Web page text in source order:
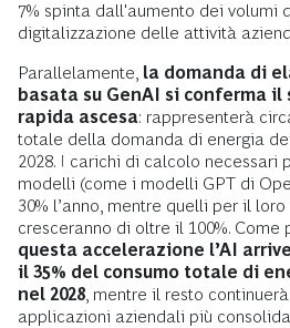
7% spinta dall'aumento dei volumi
digitalizzazione delle attività
Parallelamente, la domanda di
basata su GenAI si conferma il
rapida ascesa: rappresenterà
totale della domanda di energia
2028. I carichi di calcolo necessari
modelli (come i modelli GPT di
30% l’anno, mentre quelli per il
cresceranno di oltre il 100%. Come
questa accelerazione l’AI
il 35% del consumo totale di
nel 2028 , mentre il resto
applicazioni aziendali più